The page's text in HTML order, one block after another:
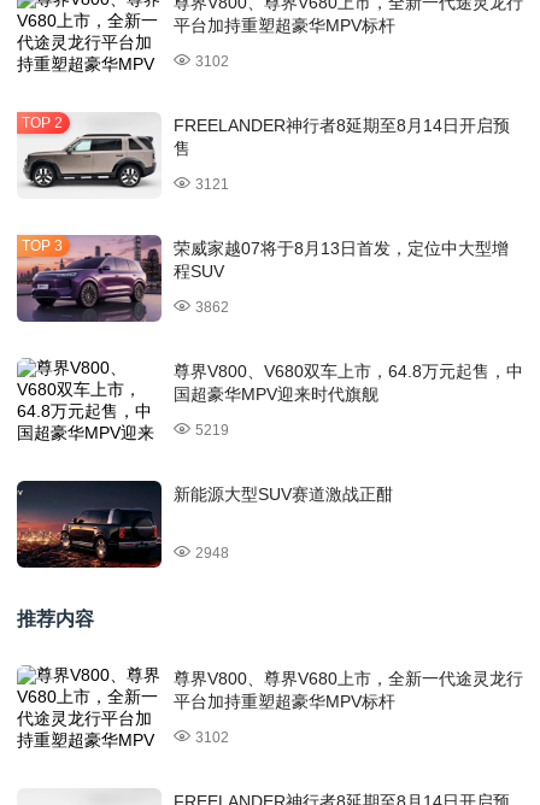
平台加持重塑超豪华MPV标杆
3102
FREELANDER神行者8延期至8月14日开启预
售
3121
荣威家越07将于8月13日首发，定位中大型增
程SUV
3862
尊界V800、V680双车上市，64.8万元起售，中
国超豪华MPV迎来时代旗舰
5219
新能源大型SUV赛道激战正酣
2948
推荐内容
尊界V800、尊界V680上市，全新一代途灵龙行
平台加持重塑超豪华MPV标杆
3102